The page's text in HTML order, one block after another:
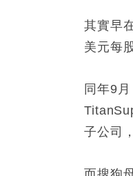
其實早
美元每
同年9
子公司